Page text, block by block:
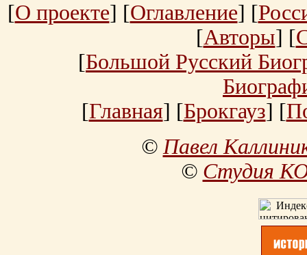
[О проекте] [Оглавление] [
[Авторы] [
[Большой Русский
[Главная] [Брокгауз] [
©Павел
© Студия